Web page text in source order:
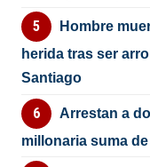
Hombre
herida tras ser
Santiago
Arrestan a
millonaria suma